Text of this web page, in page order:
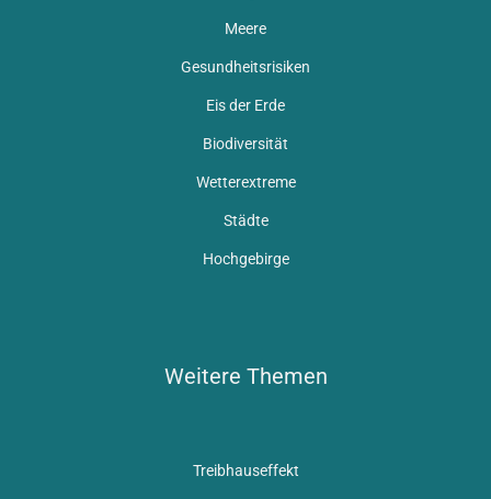
Meere
Gesundheitsrisiken
Eis der Erde
Biodiversität
Wetterextreme
Städte
Hochgebirge
Weitere Themen
Treibhauseffekt